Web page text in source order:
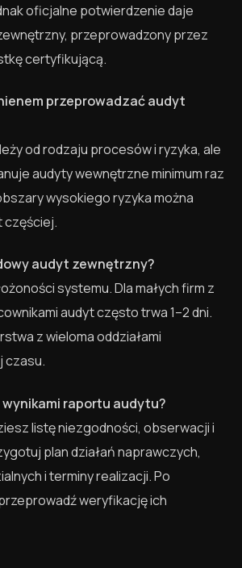
oficjalne potwierdzenie daje
przeprowadzony przez
certyfikującą.
przeprowadzać audyt
od rodzaju procesów i ryzyka, ale
audyty wewnętrzne minimum raz
wysokiego ryzyka można
częściej.
audyt zewnętrzny?
systemu. Dla małych firm z
audyt często trwa 1–2 dni.
z wieloma oddziałami
czasu.
wynikami raportu audytu?
listę niezgodności, obserwacji i
plan działań naprawczych,
i terminy realizacji. Po
weryfikację ich